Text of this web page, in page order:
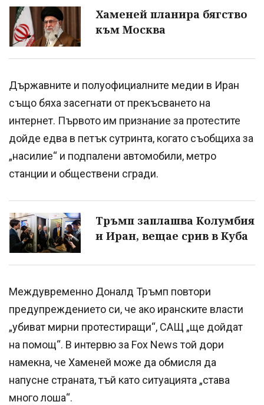
Хаменей планира бягство
към Москва
Държавните и полуофициалните медии в Иран
също бяха засегнати от прекъсването на
интернет. Първото им признание за протестите
дойде едва в петък сутринта, когато съобщиха за
„насилие“ и подпалени автомобили, метро
станции и обществени сгради.
Тръмп заплашва Колумбия
и Иран, вещае срив в Куба
Междувременно Доналд Тръмп повтори
предупреждението си, че ако иранските власти
„убиват мирни протестиращи“, САЩ „ще дойдат
на помощ“. В интервю за Fox News той дори
намекна, че Хаменей може да обмисля да
напусне страната, тъй като ситуацията „става
много лоша“.